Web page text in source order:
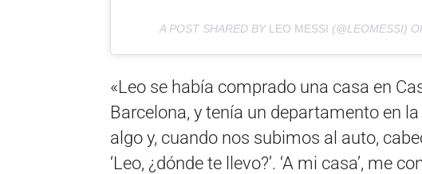
A POST SHARED BY LEO MESSI (@LEOMESSI)
«Leo se había comprado una casa en
Barcelona, y tenía un departamento en
algo y, cuando nos subimos al auto,
‘Leo, ¿dónde te llevo?’. ‘A mi casa’, me